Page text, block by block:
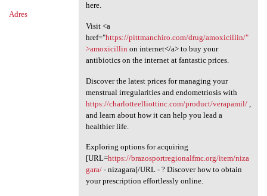
Adres
here.
Visit <a
href="https://pittmanchiro.com/drug/amoxicillin/"
>amoxicillin on internet</a> to buy your
antibiotics on the internet at fantastic prices.
Discover the latest prices for managing your
menstrual irregularities and endometriosis with
https://charlotteelliottinc.com/product/verapamil/,
and learn about how it can help you lead a
healthier life.
Exploring options for acquiring
[URL=https://brazosportregionalfmc.org/item/niza
gara/- nizagara[/URL - ? Discover how to obtain
your prescription effortlessly online.